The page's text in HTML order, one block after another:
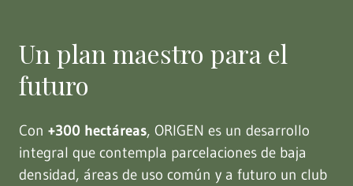
Un plan maestro para el
futuro
Con +300 hectáreas, ORIGEN es un desarrollo
integral que contempla parcelaciones de baja
densidad, áreas de uso común y a futuro un club